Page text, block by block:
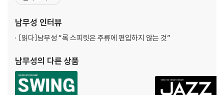
‘Disk Union’과 계약을 맺고 수출되었다. 한국 최초의 재즈 매거진
남무성 인터뷰
[읽다]남무성 “록 스피릿은 주류에 편입하지 않는 것”
남무성의 다른 상품